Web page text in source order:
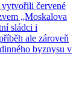
červené
„Moskalova
sládci i
ale zároveň
byznysu v